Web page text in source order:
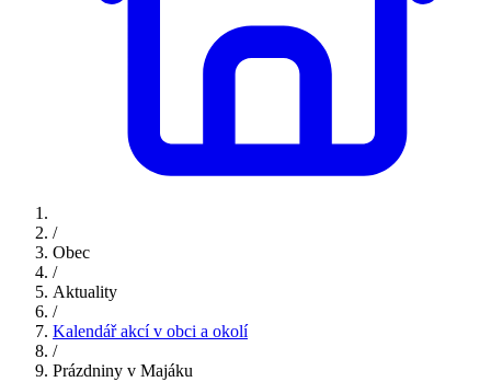
/
Obec
/
Aktuality
/
Kalendář akcí v obci a okolí
/
Prázdniny v Majáku